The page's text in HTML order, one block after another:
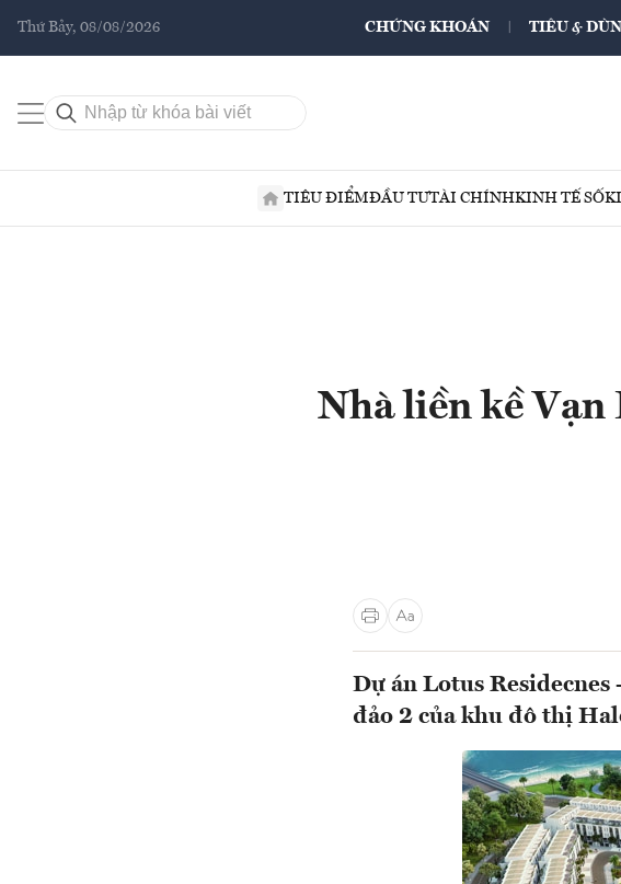
Thứ Bảy, 08/08/2026 CHỨNG KHOÁN TIÊU &
TIÊU ĐIỂMĐẦU TƯTÀI CHÍNHKINH TẾ SỐ
Nhà liền kề Vạn
Dự án Lotus
đảo 2 của khu đô thị